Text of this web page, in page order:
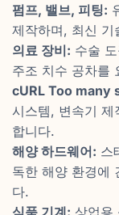
펌프, 밸브, 피팅:
제작하며, 최신 기
의료 장비: 수술
주조 치수 공차를
cURL Too many
시스템, 변속기 제
합니다.
해양 하드웨어: 스
독한 해양 환경에
다.
식품 기계: 상업용